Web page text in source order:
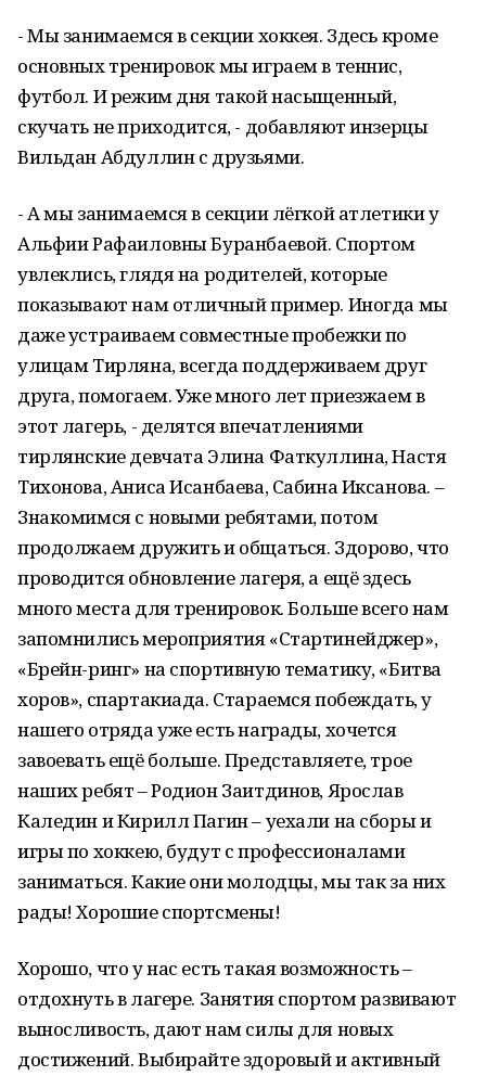
- Мы занимаемся в секции хоккея. Здесь кроме
основных тренировок мы играем в теннис,
футбол. И режим дня такой насыщенный,
скучать не приходится, - добавляют инзерцы
Вильдан Абдуллин с друзьями.
- А мы занимаемся в секции лёгкой атлетики у
Альфии Рафаиловны Буранбаевой. Спортом
увлеклись, глядя на родителей, которые
показывают нам отличный пример. Иногда мы
даже устраиваем совместные пробежки по
улицам Тирляна, всегда поддерживаем друг
друга, помогаем. Уже много лет приезжаем в
этот лагерь, - делятся впечатлениями
тирлянские девчата Элина Фаткуллина, Настя
Тихонова, Аниса Исанбаева, Сабина Иксанова. –
Знакомимся с новыми ребятами, потом
продолжаем дружить и общаться. Здорово, что
проводится обновление лагеря, а ещё здесь
много места для тренировок. Больше всего нам
запомнились мероприятия «Стартинейджер»,
«Брейн-ринг» на спортивную тематику, «Битва
хоров», спартакиада. Стараемся побеждать, у
нашего отряда уже есть награды, хочется
завоевать ещё больше. Представляете, трое
наших ребят – Родион Заитдинов, Ярослав
Каледин и Кирилл Пагин – уехали на сборы и
игры по хоккею, будут с профессионалами
заниматься. Какие они молодцы, мы так за них
рады! Хорошие спортсмены!
Хорошо, что у нас есть такая возможность –
отдохнуть в лагере. Занятия спортом развивают
выносливость, дают нам силы для новых
достижений. Выбирайте здоровый и активный